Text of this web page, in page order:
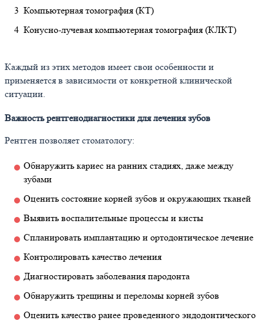
Компьютерная томография (КТ)
Конусно-лучевая компьютерная томография (КЛКТ)
Каждый из этих методов имеет свои особенности и
применяется в зависимости от конкретной клинической
ситуации.
Важность рентгенодиагностики для лечения зубов
Рентген позволяет стоматологу:
Обнаружить кариес на ранних стадиях, даже между
зубами
Оценить состояние корней зубов и окружающих тканей
Выявить воспалительные процессы и кисты
Спланировать имплантацию и ортодонтическое лечение
Контролировать качество лечения
Диагностировать заболевания пародонта
Обнаружить трещины и переломы корней зубов
Оценить качество ранее проведенного эндодонтического